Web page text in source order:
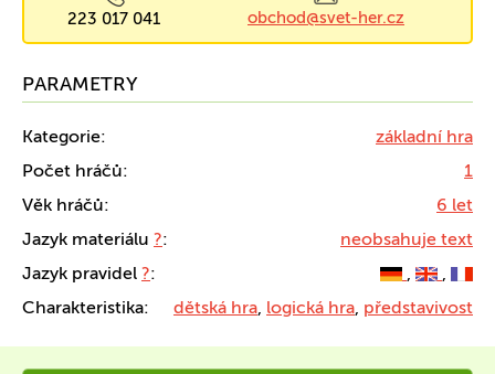
223 017 041 obchod@svet-her.cz
PARAMETRY
Kategorie:
základní hra
Počet hráčů:
1
Věk hráčů:
6 let
Jazyk materiálu ?:
neobsahuje text
Jazyk pravidel ?: ,
,
Charakteristika:
dětská hra, logická hra, představivost